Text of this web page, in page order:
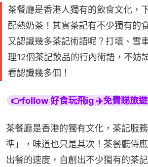
茶餐廳是香港人獨有的飲食文化，
配熱奶茶！其實茶記有不少獨有的
又認識幾多茶記術語呢？打壞、雪
理12個茶記飲品的行內術語，不妨
看認識幾多個！
👉follow 好食玩飛ig ✈️免費睇旅
茶餐廳是香港的獨有文化，茶記服
準」，味道也只是其次！茶餐廳侍
出餐的速度，自創出不少獨有的茶